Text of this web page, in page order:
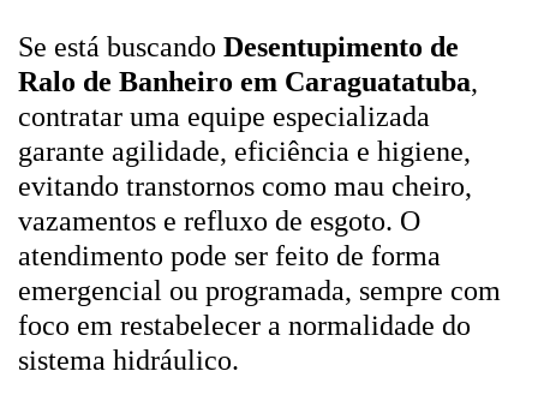
Se está buscando Desentupimento de
Ralo de Banheiro em Caraguatatuba,
contratar uma equipe especializada
garante agilidade, eficiência e higiene,
evitando transtornos como mau cheiro,
vazamentos e refluxo de esgoto. O
atendimento pode ser feito de forma
emergencial ou programada, sempre com
foco em restabelecer a normalidade do
sistema hidráulico.